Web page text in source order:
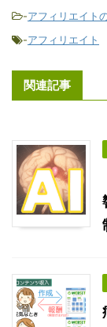
-アフィリエイト
-アフィリエイト
関連記事